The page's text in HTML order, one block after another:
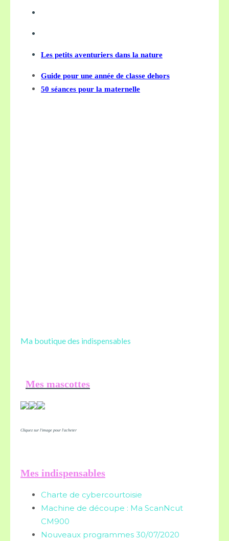
Les petits aventuriers dans la nature
Guide pour une année de classe dehors
50 séances pour la maternelle
Ma boutique des indispensables
Mes mascottes
Cliquez sur l'image pour l'acheter
Mes indispensables
Charte de cybercourtoisie
Machine de découpe : Ma ScanNcut
CM900
Nouveaux programmes 30/07/2020